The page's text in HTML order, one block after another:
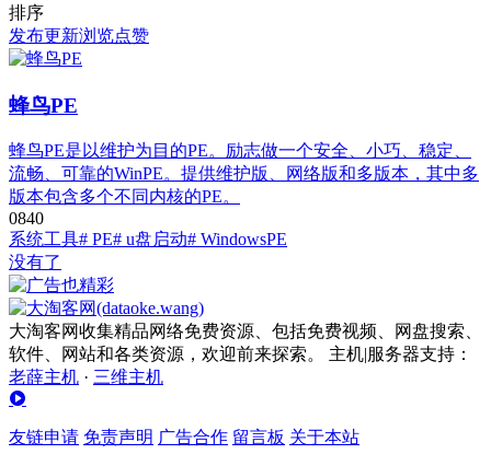
排序
发布更新浏览点赞
蜂鸟PE
蜂鸟PE是以维护为目的PE。励志做一个安全、小巧、稳定、
流畅、可靠的WinPE。提供维护版、网络版和多版本，其中多
版本包含多个不同内核的PE。
0840
系统工具# PE# u盘启动# WindowsPE
没有了
大淘客网收集精品网络免费资源、包括免费视频、网盘搜索、
软件、网站和各类资源，欢迎前来探索。 主机|服务器支持：
老薛主机 · 三维主机
友链申请 免责声明 广告合作 留言板 关于本站